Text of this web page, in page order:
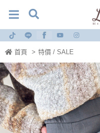
首頁 > 特價 / SALE